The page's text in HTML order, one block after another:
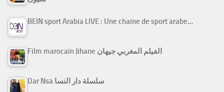
BEIN sport Arabia LIVE : Une chaine de sport arabe…
Film marocain Jihane الفيلم المغربي جيهان
Dar Nsa سلسلة دار النسا